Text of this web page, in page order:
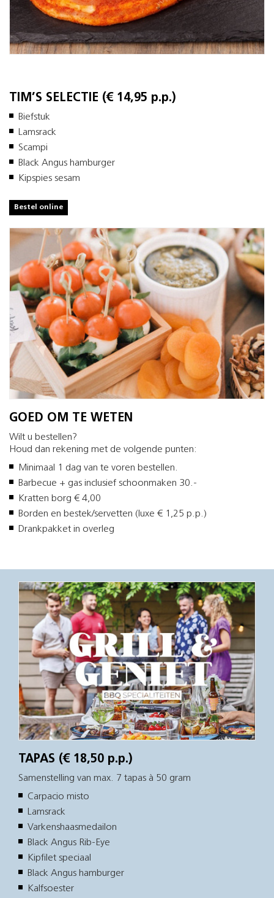
TIM’S SELECTIE (€ 14,95 p.p.)
Biefstuk
Lamsrack
Scampi
Black Angus hamburger
Kipspies sesam
Bestel online
GOED OM TE WETEN
Wilt u bestellen?
Houd dan rekening met de volgende punten:
Minimaal 1 dag van te voren bestellen.
Barbecue + gas inclusief schoonmaken 30.-
Kratten borg € 4,00
Borden en bestek/servetten (luxe € 1,25 p.p.)
Drankpakket in overleg
TAPAS (€ 18,50 p.p.)
Samenstelling van max. 7 tapas à 50 gram
Carpacio misto
Lamsrack
Varkenshaasmedailon
Black Angus Rib-Eye
Kipfilet speciaal
Black Angus hamburger
Kalfsoester